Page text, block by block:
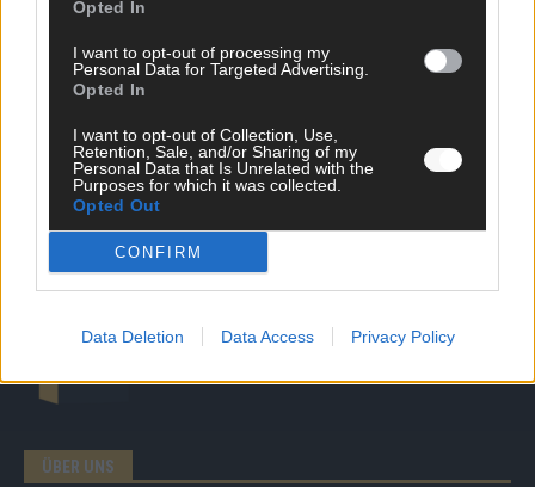
Opted In
I want to opt-out of processing my
Personal Data for Targeted Advertising.
Opted In
I want to opt-out of Collection, Use,
Retention, Sale, and/or Sharing of my
Personal Data that Is Unrelated with the
Purposes for which it was collected.
Opted Out
CONFIRM
Data Deletion Data Access Privacy Policy
Politik & Co
Money Matters
Tipps & Tricks
Specials
Meinung
Streams & Storys
Eurovision
FLASH – DAS VIDEOPORTAL
ÜBER UNS